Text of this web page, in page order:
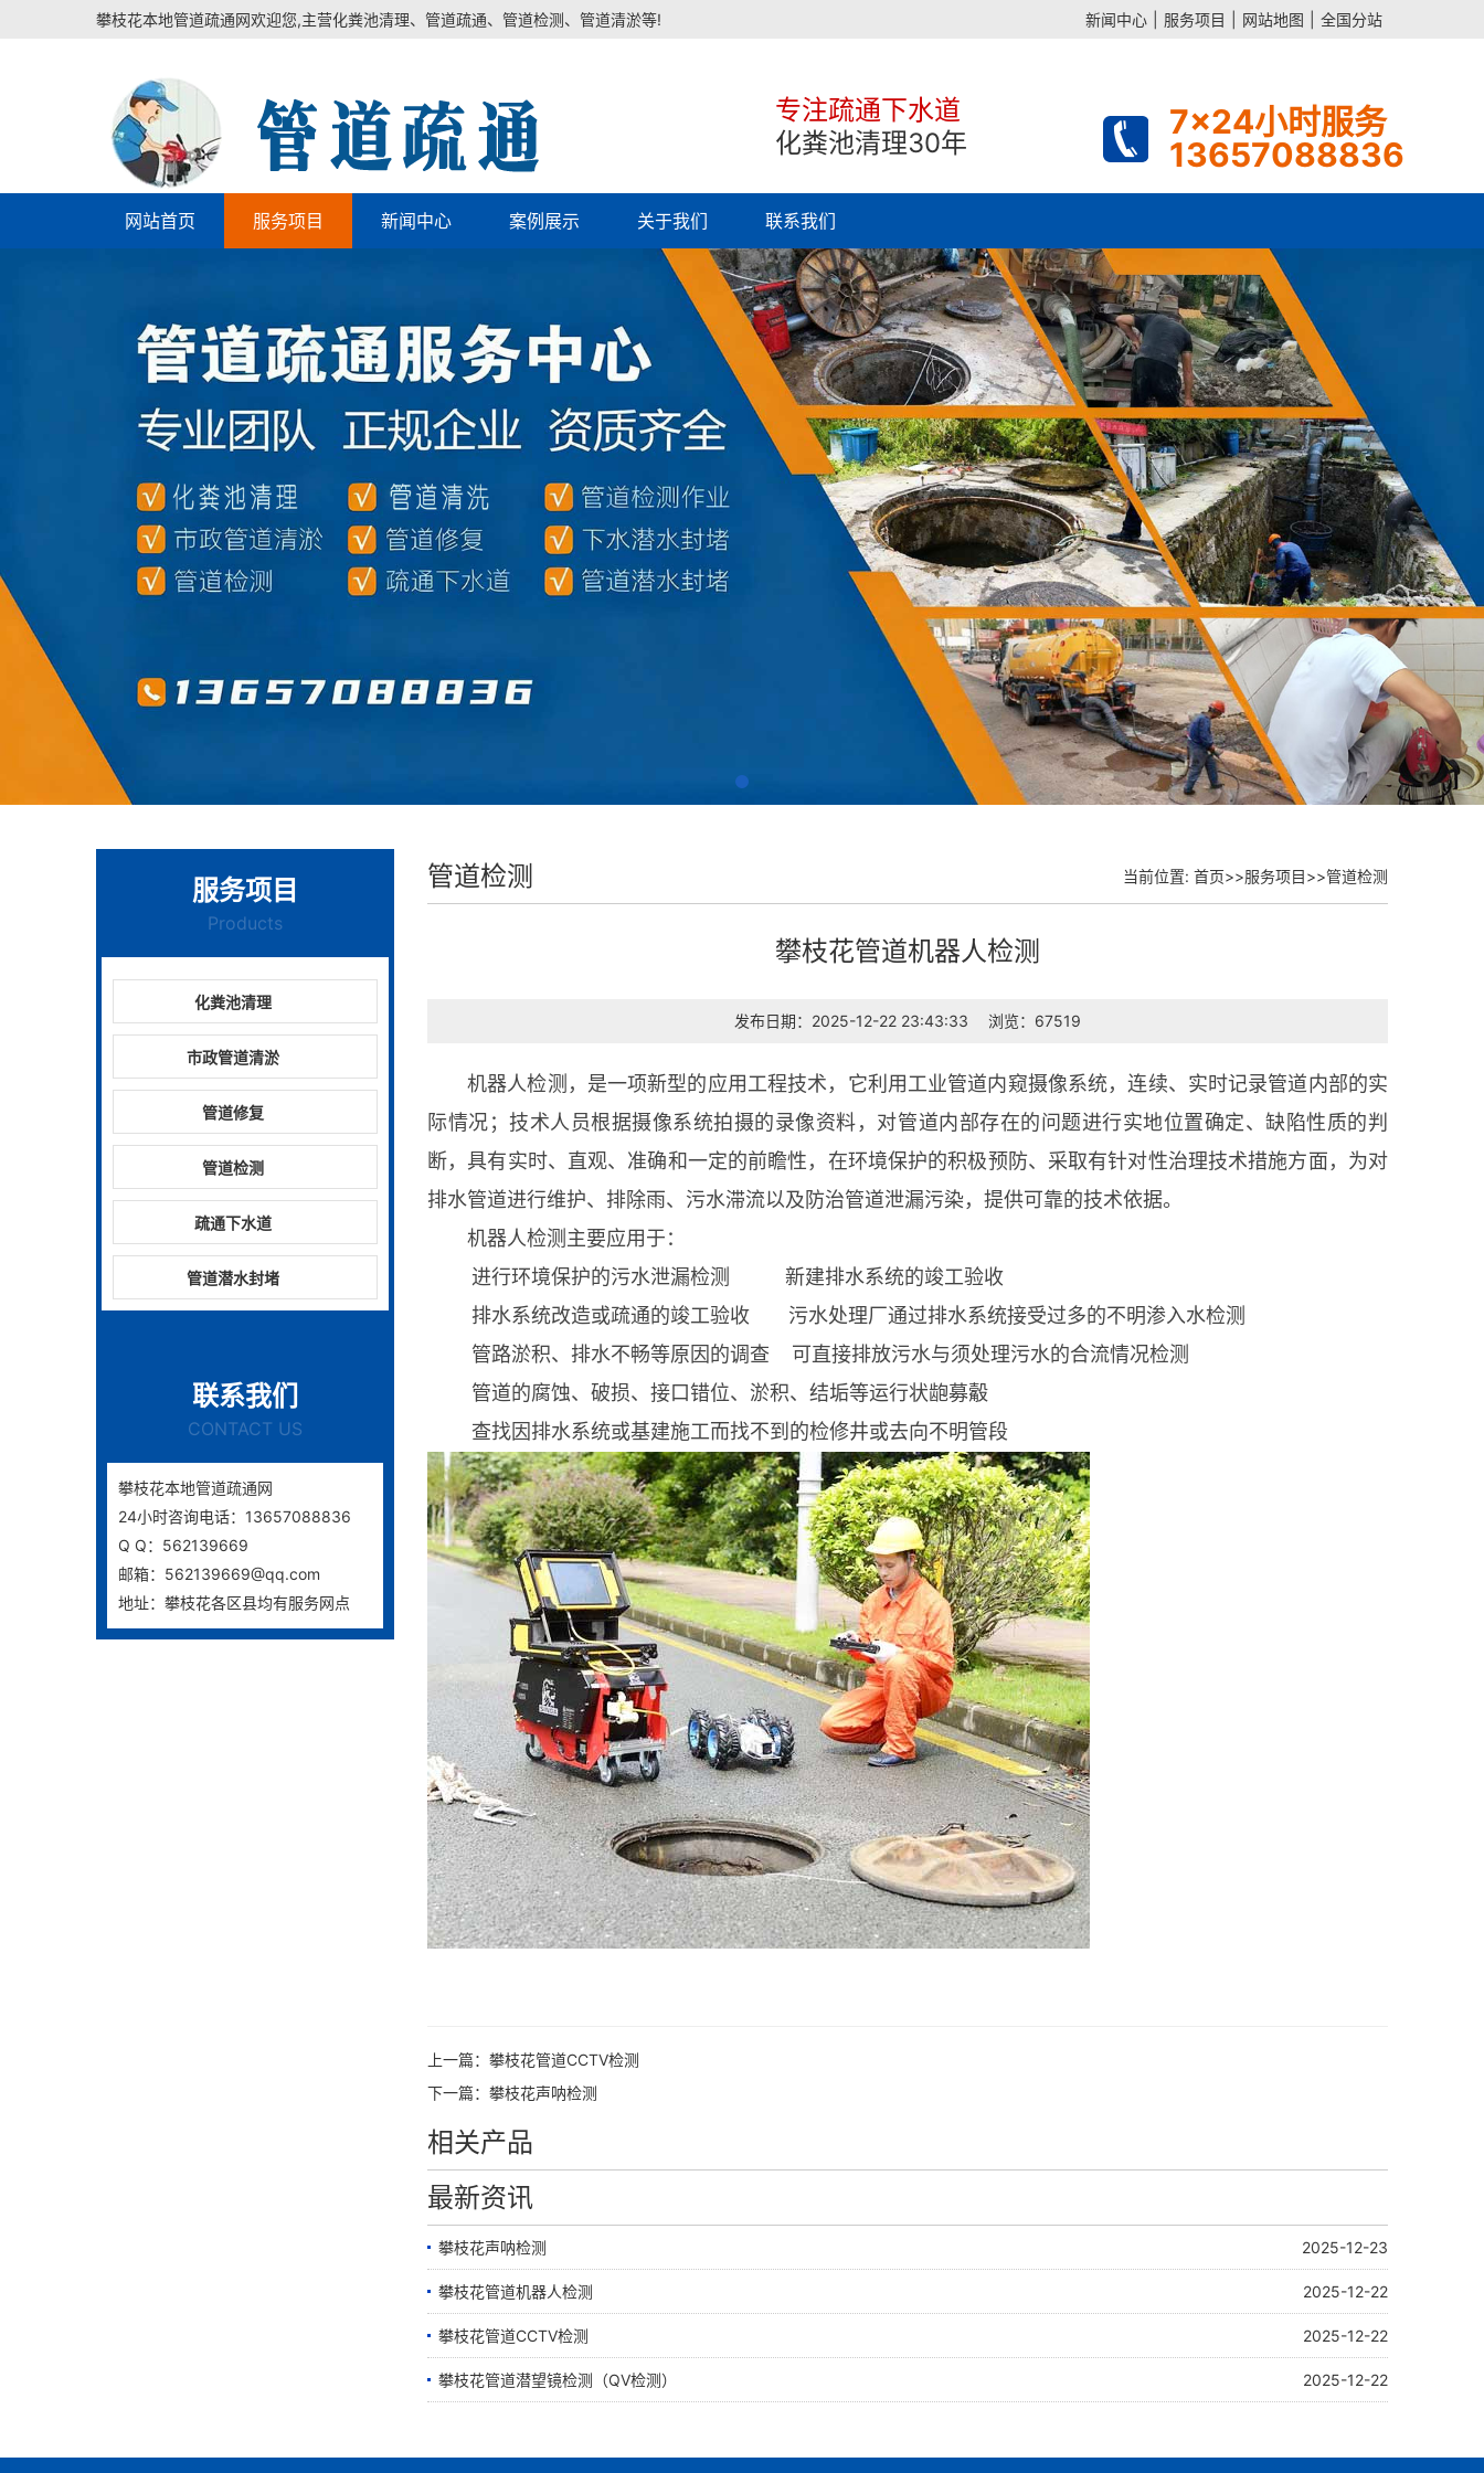
攀枝花本地管道疏通网欢迎您,主营化粪池清理、管道疏通、管道检测、管道清淤等! 新闻中心 服务项目 网站地图 全国分站
专注疏通下水道
化粪池清理30年
7x24小时服务
13657088836
网站首页 服务项目 新闻中心 案例展示 关于我们 联系我们
服务项目
Products
化粪池清理
市政管道清淤
管道修复
管道检测
疏通下水道
管道潜水封堵
联系我们
CONTACT US
攀枝花本地管道疏通网
24小时咨询电话：13657088836
Q Q：562139669
邮箱：562139669@qq.com
地址：攀枝花各区县均有服务网点
管道检测 当前位置: 首页>>服务项目>>管道检测
攀枝花管道机器人检测
发布日期：2025-12-22 23:43:33 浏览：67519
机器人检测，是一项新型的应用工程技术，它利用工业管道内窥摄像系统，连续、实时记录管道内部的实
际情况；技术人员根据摄像系统拍摄的录像资料，对管道内部存在的问题进行实地位置确定、缺陷性质的判
断，具有实时、直观、准确和一定的前瞻性，在环境保护的积极预防、采取有针对性治理技术措施方面，为对
排水管道进行维护、排除雨、污水滞流以及防治管道泄漏污染，提供可靠的技术依据。
机器人检测主要应用于：
进行环境保护的污水泄漏检测 新建排水系统的竣工验收
排水系统改造或疏通的竣工验收 污水处理厂通过排水系统接受过多的不明渗入水检测
管路淤积、排水不畅等原因的调查 可直接排放污水与须处理污水的合流情况检测
管道的腐蚀、破损、接口错位、淤积、结垢等运行状龅募觳
查找因排水系统或基建施工而找不到的检修井或去向不明管段
上一篇： 攀枝花管道CCTV检测
下一篇： 攀枝花声呐检测
相关产品
最新资讯
攀枝花声呐检测 2025-12-23
攀枝花管道机器人检测 2025-12-22
攀枝花管道CCTV检测 2025-12-22
攀枝花管道潜望镜检测（QV检测） 2025-12-22